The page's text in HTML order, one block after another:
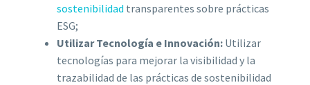
sostenibilidad transparentes sobre prácticas
ESG;
Utilizar Tecnología e Innovación: Utilizar
tecnologías para mejorar la visibilidad y la
trazabilidad de las prácticas de sostenibilidad